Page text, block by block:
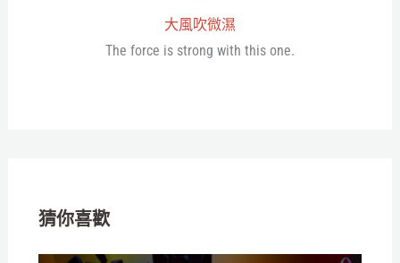
大風吹微濕
The force is strong with this one.
猜你喜歡